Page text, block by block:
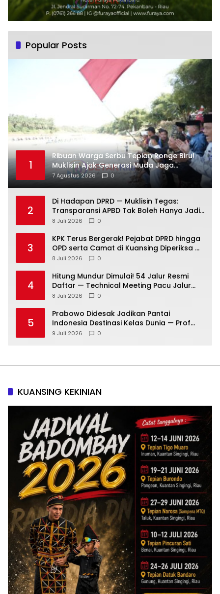
Popular Posts
1
Ribuan Warga Serbu Tepian Ronge Biru!
Muklisin Ajak Generasi Muda Jaga
Warisan Budaya
7 Agustus 2026 0
2
Di Hadapan DPRD — Muklisin Tegas:
Transparansi APBD Tak Boleh Hanya Jadi
Slogan!
8 Juli 2026 0
3
KPK Terus Bergerak! Pejabat DPRD hingga
OPD serta Camat di Kuansing Diperiksa —
Suasana Kian Memanas!
8 Juli 2026 0
4
Hitung Mundur Dimulai! 54 Jalur Resmi
Daftar — Technical Meeting Pacu Jalur
Rayon III Benai Digelar Besok
8 Juli 2026 0
5
Prabowo Didesak Jadikan Pantai
Indonesia Destinasi Kelas Dunia — Prof
Sutan Nasomal: Perintahkan Kepala
9 Juli 2026 0
KUANSING KEKINIAN